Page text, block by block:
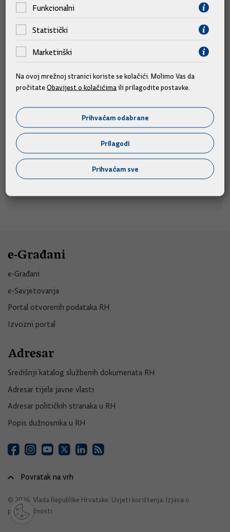
Predsjednik Vlade Plenković na 29. Maratonu
lađa
Predsjednik Vlade Andrej Plenković nazočit će startu
utrke 29. Maratona lađa u Metkoviću,u subotu, 8.
kolovoza 2026. u 17 sati.
e-Građani
e-Građani
e-Savjetovanja
Portal otvorenih podataka RH
Izvozni portal
Adresar
Središnji katalog službenih dokumenata RH
Adresar tijela javne vlasti
Adresar političkih stranaka u RH
Popis dužnosnika u RH
Povratak na vrh
© 2026. Vlada Republike Hrvatske. Uvjeti korištenja Izjava o
pristupačnosti
Funkcionalni
Statistički
Marketinški
Na ovoj mrežnoj stranici koriste se kolačići. Molimo Vas da
pročitateObavijest o kolačićimaili prilagodite postavke.
Prihvaćam odabrane
Prilagodi
Prihvaćam sve